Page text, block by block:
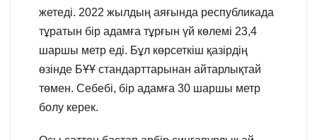
жетеді. 2022 жылдың аяғында республикада
тұратын бір адамға тұрғын үй көлемі 23,4
шаршы метр еді. Бұл көрсеткіш қазірдің
өзінде БҰҰ стандарттарынан айтарлықтай
төмен. Себебі, бір адамға 30 шаршы метр
болу керек.